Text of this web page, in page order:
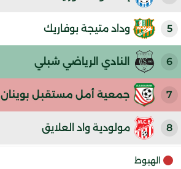
5 وداد متيجة بوفاريك
6 النادي الرياضي شبلي
7 جمعية أمل مستقبل بوينان
8 مولودية واد العلايق
9 الهبوط